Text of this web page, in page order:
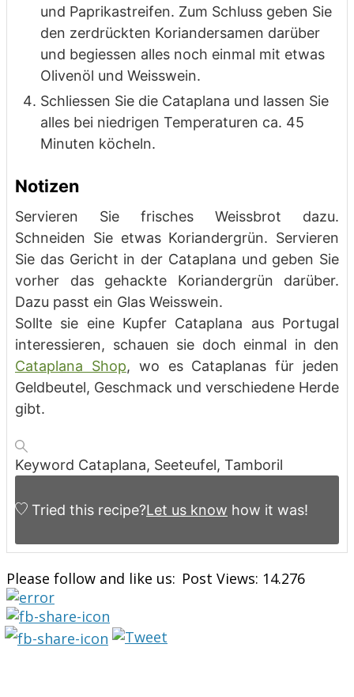
und Paprikastreifen. Zum Schluss geben Sie
den zerdrückten Koriandersamen darüber
und begiessen alles noch einmal mit etwas
Olivenöl und Weisswein.
Schliessen Sie die Cataplana und lassen Sie
alles bei niedrigen Temperaturen ca. 45
Minuten köcheln.
Notizen
Servieren Sie frisches Weissbrot dazu.
Schneiden Sie etwas Koriandergrün. Servieren
Sie das Gericht in der Cataplana und geben Sie
vorher das gehackte Koriandergrün darüber.
Dazu passt ein Glas Weisswein.
Sollte sie eine Kupfer Cataplana aus Portugal
interessieren, schauen sie doch einmal in den
Cataplana Shop, wo es Cataplanas für jeden
Geldbeutel, Geschmack und verschiedene Herde
gibt.
Keyword Cataplana, Seeteufel, Tamboril
Tried this recipe?Let us know how it was!
Please follow and like us: Post Views: 14.276